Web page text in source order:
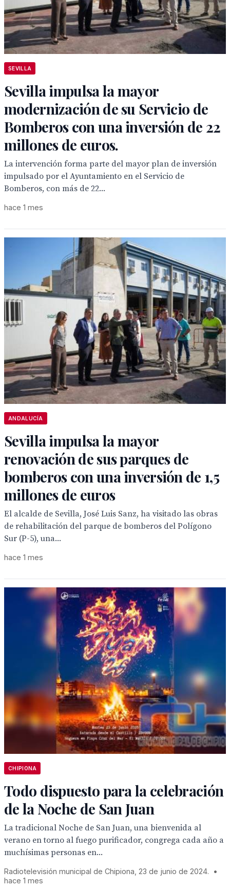
SEVILLA
Sevilla impulsa la mayor
modernización de su Servicio de
Bomberos con una inversión de 22
millones de euros.
La intervención forma parte del mayor plan de inversión
impulsado por el Ayuntamiento en el Servicio de
Bomberos, con más de 22...
hace 1 mes
ANDALUCÍA
Sevilla impulsa la mayor
renovación de sus parques de
bomberos con una inversión de 1,5
millones de euros
El alcalde de Sevilla, José Luis Sanz, ha visitado las obras
de rehabilitación del parque de bomberos del Polígono
Sur (P-5), una...
hace 1 mes
CHIPIONA
Todo dispuesto para la celebración
de la Noche de San Juan
La tradicional Noche de San Juan, una bienvenida al
verano en torno al fuego purificador, congrega cada año a
muchísimas personas en...
Radiotelevisión municipal de Chipiona, 23 de junio de 2024.
•
hace 1 mes